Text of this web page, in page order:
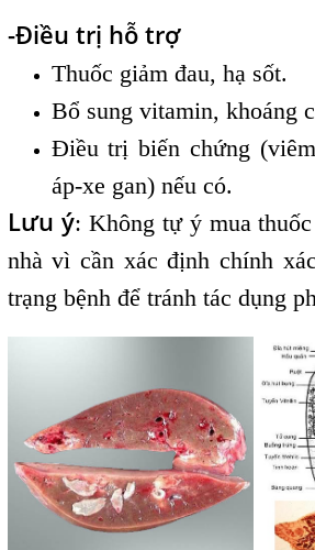
-Điều trị hỗ trợ
Thuốc giảm đau, hạ sốt.
Bổ sung vitamin, khoáng
Điều trị biến chứng
áp-xe gan) nếu có.
Lưu ý: Không tự ý mua
nhà vì cần xác định chính
trạng bệnh để tránh tác dụng